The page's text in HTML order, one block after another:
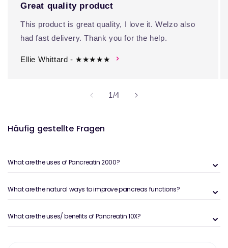
Great quality product
This product is great quality, I love it. Welzo also
had fast delivery. Thank you for the help.
Ellie Whittard - ★★★★★
1/von
4
Häufig gestellte Fragen
What are the uses of Pancreatin 2000?
What are the natural ways to improve pancreas functions?
What are the uses/ benefits of Pancreatin 10X?